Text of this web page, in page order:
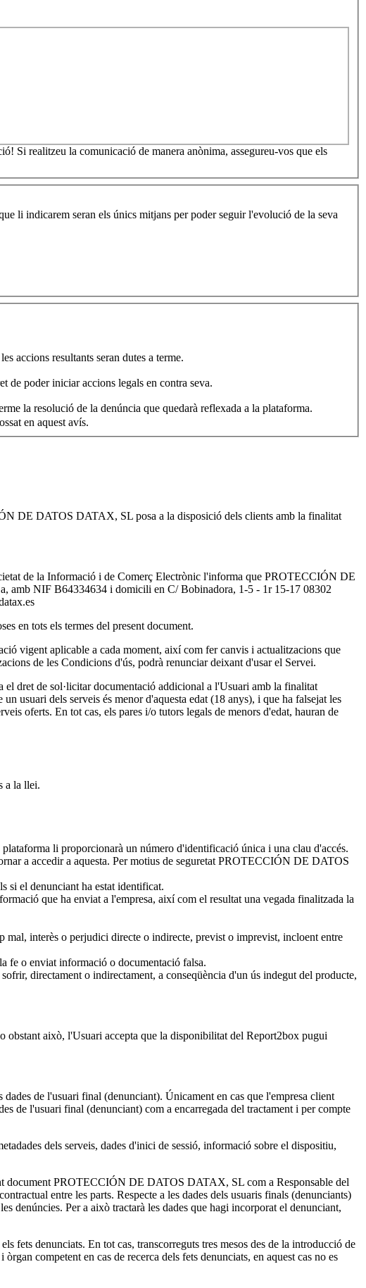
Si realitzeu la comunicació de manera anònima, assegureu-vos que els
li indicarem seran els únics mitjans per poder seguir l'evolució de la seva
accions resultants seran dutes a terme.
de poder iniciar accions legals en contra seva.
la resolució de la denúncia que quedarà reflexada a la plataforma.
amb el dispossat en aquest avís.
DE DATOS DATAX, SL posa a la disposició dels clients amb la finalitat
de la Informació i de Comerç Electrònic l'informa que PROTECCIÓN DE
amb NIF B64334634 i domicili en C/ Bobinadora, 1-5 - 1r 15-17 08302
en tots els termes del present document.
vigent aplicable a cada moment, així com fer canvis i actualitzacions que
de les Condicions d'ús, podrà renunciar deixant d'usar el Servei.
dret de sol·licitar documentació addicional a l'Usuari amb la finalitat
dels serveis és menor d'aquesta edat (18 anys), i que ha falsejat les
oferts. En tot cas, els pares i/o tutors legals de menors d'edat, hauran de
a la llei.
li proporcionarà un número d'identificació única i una clau d'accés.
a accedir a aquesta. Per motius de seguretat PROTECCIÓN DE DATOS
si el denunciant ha estat identificat.
que ha enviat a l'empresa, així com el resultat una vegada finalitzada la
interès o perjudici directe o indirecte, previst o imprevist, incloent entre
fe o enviat informació o documentació falsa.
directament o indirectament, a conseqüència d'un ús indegut del producte,
això, l'Usuari accepta que la disponibilitat del Report2box pugui
de l'usuari final (denunciant). Únicament en cas que l'empresa client
de l'usuari final (denunciant) com a encarregada del tractament i per compte
dels serveis, dades d'inici de sessió, informació sobre el dispositiu,
document PROTECCIÓN DE DATOS DATAX, SL com a Responsable del
entre les parts. Respecte a les dades dels usuaris finals (denunciants)
denúncies. Per a això tractarà les dades que hagi incorporat el denunciant,
fets denunciats. En tot cas, transcorreguts tres mesos des de la introducció de
competent en cas de recerca dels fets denunciats, en aquest cas no es